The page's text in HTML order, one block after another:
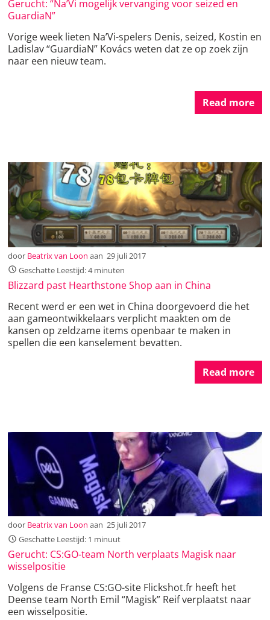
Gerucht: “Na’Vi mogelijk vervanging voor seized en
GuardiaN”
Vorige week lieten Na’Vi-spelers Denis, seized, Kostin en
Ladislav “GuardiaN” Kovács weten dat ze op zoek zijn
naar een nieuw team.
Read more
door Beatrix van Loon aan 29 juli 2017
Geschatte Leestijd: 4 minuten
Blizzard past Hearthstone Shop aan in China
Recent werd er een wet in China doorgevoerd die het
aan gameontwikkelaars verplicht maakten om de
kansen op zeldzame items openbaar te maken in
spellen die een kanselement bevatten.
Read more
door Beatrix van Loon aan 25 juli 2017
Geschatte Leestijd: 1 minuut
Gerucht: CS:GO-team North verplaats Magisk naar
wisselpositie
Volgens de Franse CS:GO-site Flickshot.fr heeft het
Deense team North Emil “Magisk” Reif verplaatst naar
een wisselpositie.